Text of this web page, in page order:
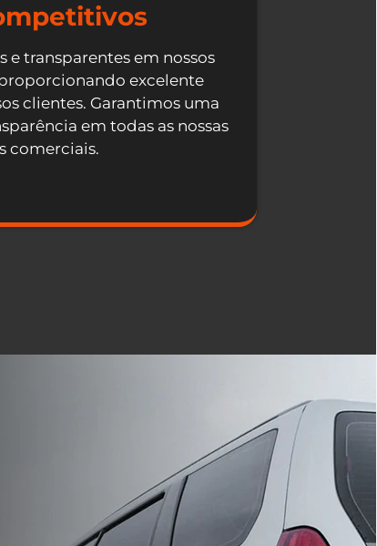
e transparentes em nossos
excelente
clientes. Garantimos uma
em todas as nossas
comerciais.